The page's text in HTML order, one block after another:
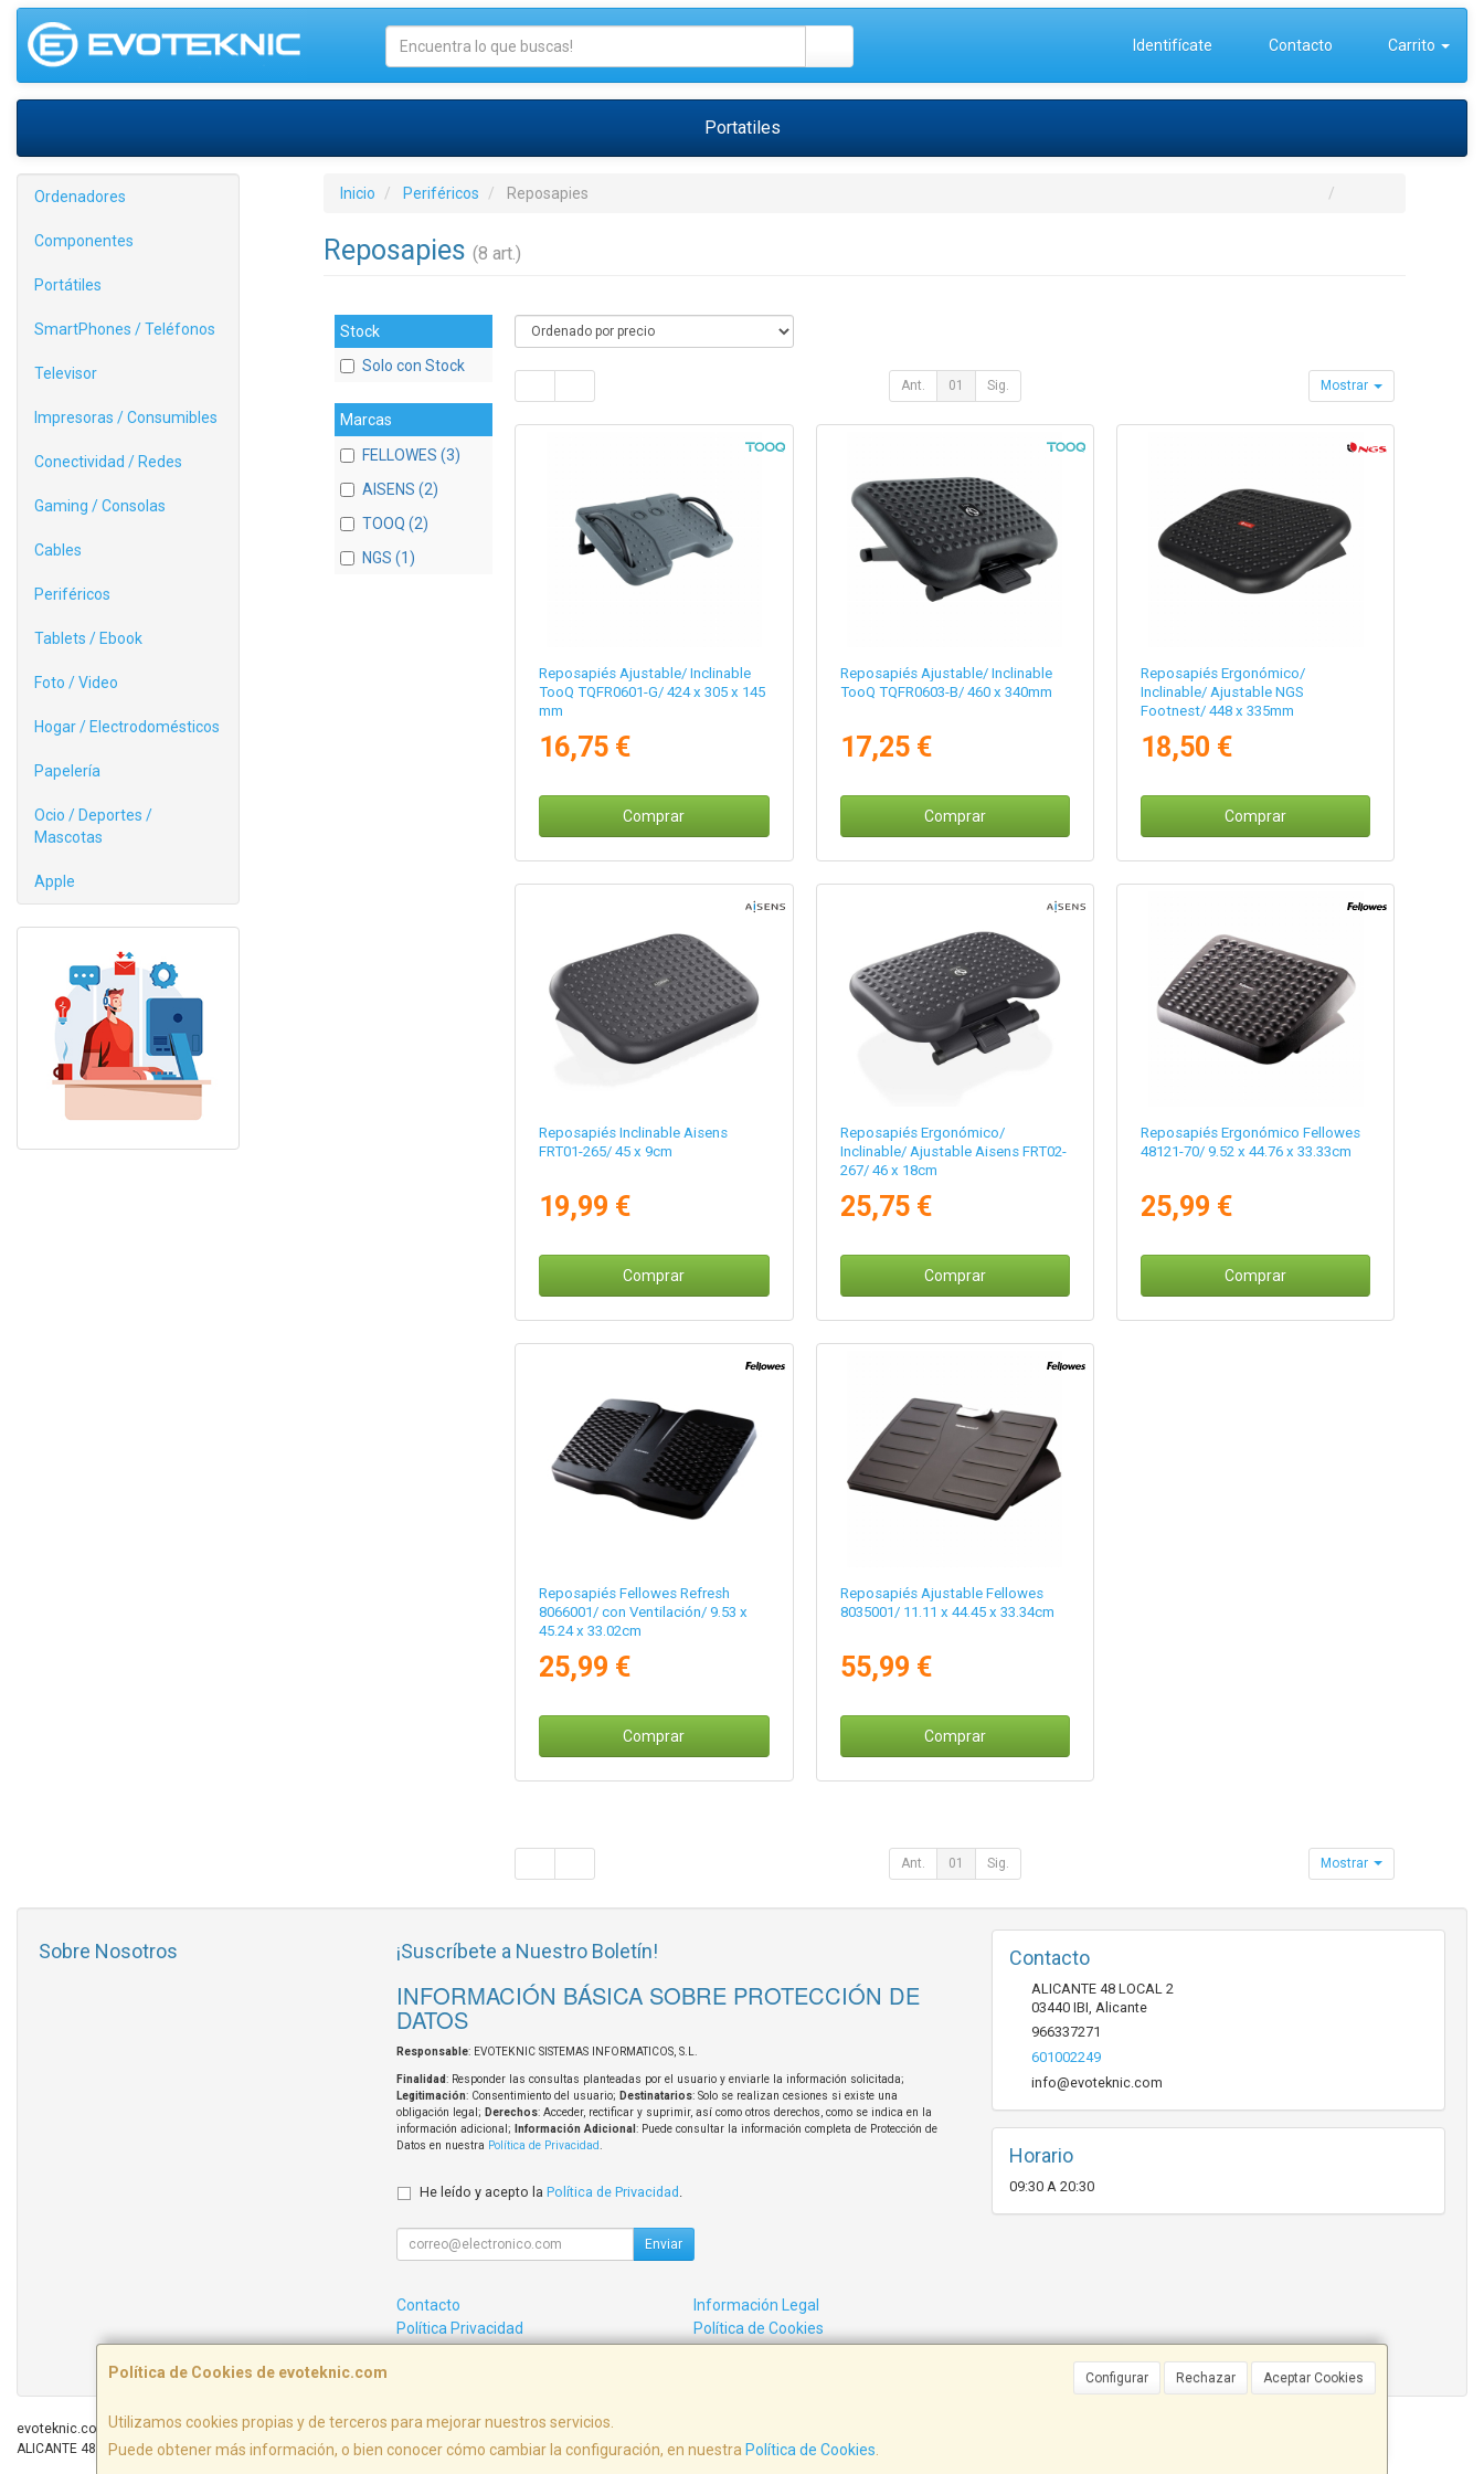
Identifícate Contacto Carrito
Portatiles
Ordenadores
Componentes
Portátiles
SmartPhones / Teléfonos
Televisor
Impresoras / Consumibles
Conectividad / Redes
Gaming / Consolas
Cables
Periféricos
Tablets / Ebook
Foto / Video
Hogar / Electrodomésticos
Papelería
Ocio / Deportes /
Mascotas
Apple
Inicio Periféricos Reposapies
Reposapies (8 art.)
Stock
Solo con Stock
Marcas
FELLOWES (3)
AISENS (2)
TOOQ (2)
NGS (1)
Ant. 01 Sig. Mostrar
Reposapiés Ajustable/ Inclinable
TooQ TQFR0601-G/ 424 x 305 x 145
mm
16,75 €
Comprar
Reposapiés Ajustable/ Inclinable
TooQ TQFR0603-B/ 460 x 340mm
17,25 €
Comprar
Reposapiés Ergonómico/
Inclinable/ Ajustable NGS
Footnest/ 448 x 335mm
18,50 €
Comprar
Reposapiés Inclinable Aisens
FRT01-265/ 45 x 9cm
19,99 €
Comprar
Reposapiés Ergonómico/
Inclinable/ Ajustable Aisens FRT02-
267/ 46 x 18cm
25,75 €
Comprar
Reposapiés Ergonómico Fellowes
48121-70/ 9.52 x 44.76 x 33.33cm
25,99 €
Comprar
Reposapiés Fellowes Refresh
8066001/ con Ventilación/ 9.53 x
45.24 x 33.02cm
25,99 €
Comprar
Reposapiés Ajustable Fellowes
8035001/ 11.11 x 44.45 x 33.34cm
55,99 €
Comprar
Ant. 01 Sig. Mostrar
Política de Cookies de evoteknic.com Configurar Rechazar Aceptar Cookies
Utilizamos cookies propias y de terceros para mejorar nuestros servicios.
Puede obtener más información, o bien conocer cómo cambiar la configuración, en nuestra Política de Cookies
Sobre Nosotros ¡Suscríbete a Nuestro Boletín!
INFORMACIÓN BÁSICA SOBRE PROTECCIÓN DE
DATOS
Responsable: EVOTEKNIC SISTEMAS INFORMATICOS, S.L.
Finalidad: Responder las consultas planteadas por el usuario y enviarle la información solicitada;
Legitimación: Consentimiento del usuario; Destinatarios: Solo se realizan cesiones si existe una
obligación legal; Derechos: Acceder, rectificar y suprimir, así como otros derechos, como se indica en la
información adicional;
Información Adicional : Puede consultar la información completa de Protección de
Datos en nuestra Política de Privacidad
He leído y acepto la Política de Privacidad
Enviar
Contacto
Información Legal
Política Privacidad
Política de Cookies
Condiciones de Compra
Formas de Pago
Contacto
ALICANTE 48 LOCAL 2
03440 IBI Alicante
966337271
601002249
info@evoteknic.com
Horario
09:30 A 20:30
evoteknic.com © 2026
ALICANTE 48 LOCAL 2, 03440, Alicante, España. - C.I.F.: B54578497 - Tfno: 601002249